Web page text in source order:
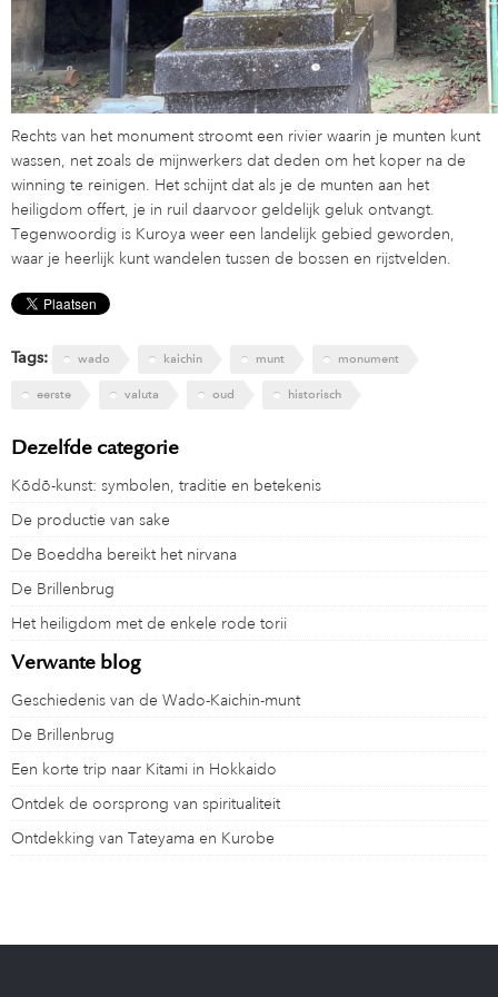
Rechts van het monument stroomt een rivier waarin je munten kunt
wassen, net zoals de mijnwerkers dat deden om het koper na de
winning te reinigen. Het schijnt dat als je de munten aan het
heiligdom offert, je in ruil daarvoor geldelijk geluk ontvangt.
Tegenwoordig is Kuroya weer een landelijk gebied geworden,
waar je heerlijk kunt wandelen tussen de bossen en rijstvelden.
Tags: wado kaichin munt monument
eerste valuta oud historisch
Dezelfde categorie
Kōdō-kunst: symbolen, traditie en betekenis
De productie van sake
De Boeddha bereikt het nirvana
De Brillenbrug
Het heiligdom met de enkele rode torii
Verwante blog
Geschiedenis van de Wado-Kaichin-munt
De Brillenbrug
Een korte trip naar Kitami in Hokkaido
Ontdek de oorsprong van spiritualiteit
Ontdekking van Tateyama en Kurobe